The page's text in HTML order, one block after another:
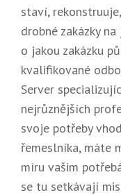
staví,
drobné zakázky
o jakou zakázku
kvalifikované
Server
nejrůznějších
svoje potřeby
řemeslníka, máte
míru vašim
se tu setkávají